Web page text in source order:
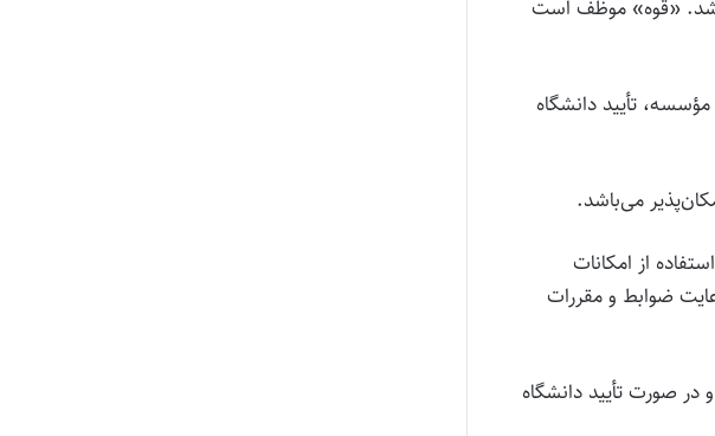
شد. «قوه» موظف است
تأیید دانشگاه
می‌باشد.
از امکانات
ضوابط و مقررات
در صورت تأیید دانشگاه